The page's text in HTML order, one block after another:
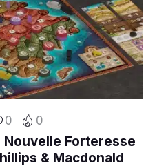
0 0
Forteresse
& Macdonald